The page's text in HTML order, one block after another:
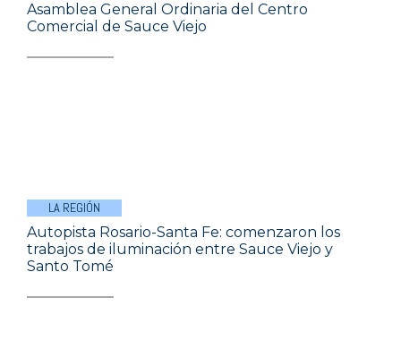
Asamblea General Ordinaria del Centro
Comercial de Sauce Viejo
LA REGIÓN
Autopista Rosario-Santa Fe: comenzaron los
trabajos de iluminación entre Sauce Viejo y
Santo Tomé